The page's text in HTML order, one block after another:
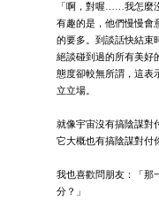
「啊，對喔……我怎麼
有趣的是，他們慢慢會
的要多。到談話快結束
絕談碰到過的所有美好
態度卻較無所謂，這表
立立場。
就像宇宙沒有搞陰謀對
它大概也有搞陰謀對付
我也喜歡問朋友：「那
分？」